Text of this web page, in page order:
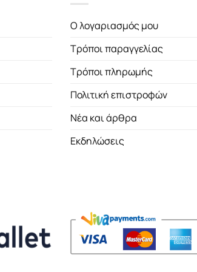
Ο λογαριασμός μου
Τρόποι παραγγελίας
Τρόποι πληρωμής
Πολιτική επιστροφών
Νέα και άρθρα
Εκδηλώσεις